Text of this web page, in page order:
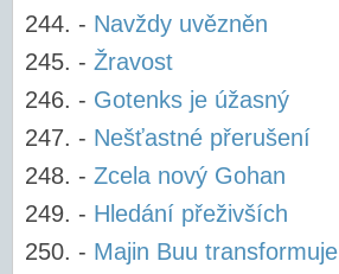
- Navždy uvězněn
- Žravost
- Gotenks je úžasný
- Nešťastné přerušení
- Zcela nový Gohan
- Hledání přeživších
- Majin Buu transformuje